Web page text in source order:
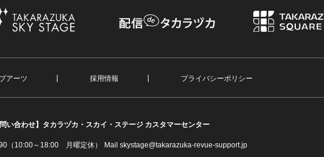
アーツ 採用情報 プライバシーポリシー
い合わせ】 タカラヅカ・スカイ・ステージ カスタマーセンター
（10:00～18:00 月曜定休） Mail skystage@takarazuka-revue-support.jp